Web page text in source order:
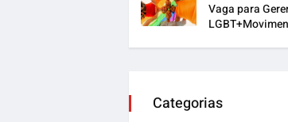
Vaga para
Categorias